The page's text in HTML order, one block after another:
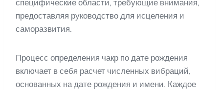
специфические области, требующие внимания,
предоставляя руководство для исцеления и
саморазвития.
Процесс определения чакр по дате рождения
включает в себя расчет численных вибраций,
основанных на дате рождения и имени. Каждое